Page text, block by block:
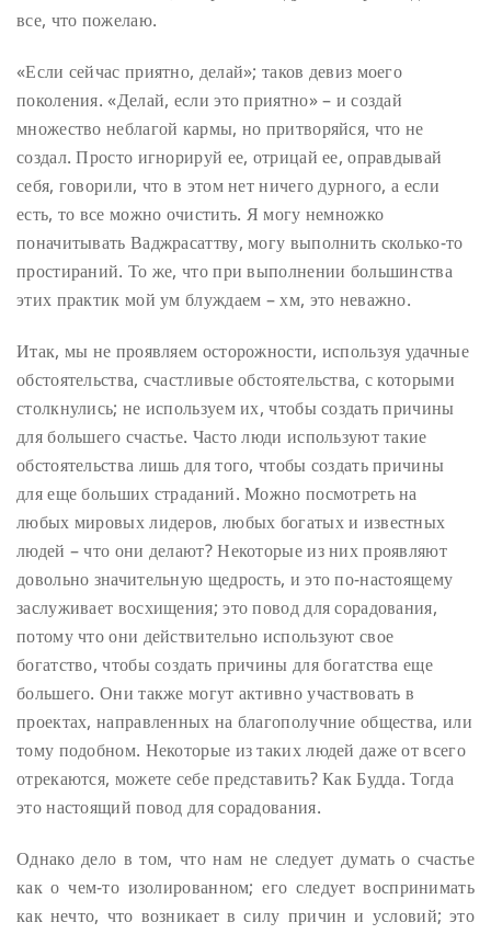
все, что пожелаю.
«Если сейчас приятно, делай»; таков девиз моего
поколения. «Делай, если это приятно» – и создай
множество неблагой кармы, но притворяйся, что не
создал. Просто игнорируй ее, отрицай ее, оправдывай
себя, говорили, что в этом нет ничего дурного, а если
есть, то все можно очистить. Я могу немножко
поначитывать Ваджрасаттву, могу выполнить сколько-то
простираний. То же, что при выполнении большинства
этих практик мой ум блуждаем – хм, это неважно.
Итак, мы не проявляем осторожности, используя удачные
обстоятельства, счастливые обстоятельства, с которыми
столкнулись; не используем их, чтобы создать причины
для большего счастье. Часто люди используют такие
обстоятельства лишь для того, чтобы создать причины
для еще больших страданий. Можно посмотреть на
любых мировых лидеров, любых богатых и известных
людей – что они делают? Некоторые из них проявляют
довольно значительную щедрость, и это по-настоящему
заслуживает восхищения; это повод для сорадования,
потому что они действительно используют свое
богатство, чтобы создать причины для богатства еще
большего. Они также могут активно участвовать в
проектах, направленных на благополучние общества, или
тому подобном. Некоторые из таких людей даже от всего
отрекаются, можете себе представить? Как Будда. Тогда
это настоящий повод для сорадования.
Однако дело в том, что нам не следует думать о счастье
как о чем-то изолированном; его следует воспринимать
как нечто, что возникает в силу причин и условий; это